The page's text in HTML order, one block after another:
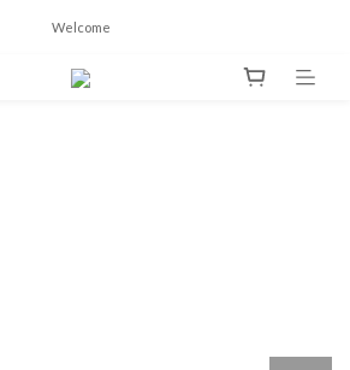
Welcome